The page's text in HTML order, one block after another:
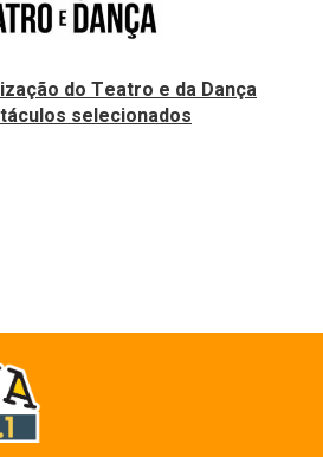
do Teatro e da Dança
selecionados